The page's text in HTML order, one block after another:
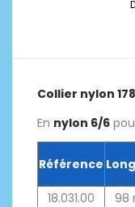
Collier nylon
En nylon 6/6
Référence
18.031.00 98